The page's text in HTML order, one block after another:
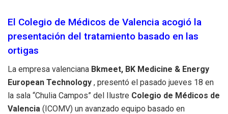
El Colegio de Médicos de Valencia acogió la
presentación del tratamiento basado en las
ortigas
La empresa valenciana Bkmeet, BK Medicine & Energy
European Technology , presentó el pasado jueves 18 en
la sala “Chulia Campos” del Ilustre Colegio de Médicos de
Valencia (ICOMV) un avanzado equipo basado en